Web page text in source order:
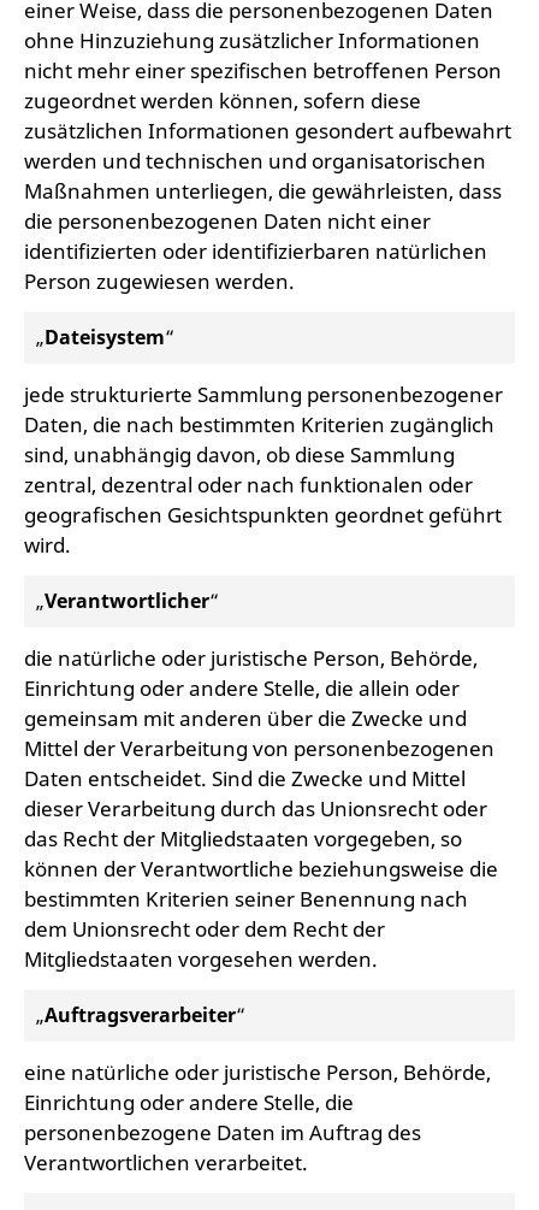
einer Weise, dass die personenbezogenen Daten
ohne Hinzuziehung zusätzlicher Informationen
nicht mehr einer spezifischen betroffenen Person
zugeordnet werden können, sofern diese
zusätzlichen Informationen gesondert aufbewahrt
werden und technischen und organisatorischen
Maßnahmen unterliegen, die gewährleisten, dass
die personenbezogenen Daten nicht einer
identifizierten oder identifizierbaren natürlichen
Person zugewiesen werden.
„Dateisystem“
jede strukturierte Sammlung personenbezogener
Daten, die nach bestimmten Kriterien zugänglich
sind, unabhängig davon, ob diese Sammlung
zentral, dezentral oder nach funktionalen oder
geografischen Gesichtspunkten geordnet geführt
wird.
„Verantwortlicher“
die natürliche oder juristische Person, Behörde,
Einrichtung oder andere Stelle, die allein oder
gemeinsam mit anderen über die Zwecke und
Mittel der Verarbeitung von personenbezogenen
Daten entscheidet. Sind die Zwecke und Mittel
dieser Verarbeitung durch das Unionsrecht oder
das Recht der Mitgliedstaaten vorgegeben, so
können der Verantwortliche beziehungsweise die
bestimmten Kriterien seiner Benennung nach
dem Unionsrecht oder dem Recht der
Mitgliedstaaten vorgesehen werden.
„Auftragsverarbeiter“
eine natürliche oder juristische Person, Behörde,
Einrichtung oder andere Stelle, die
personenbezogene Daten im Auftrag des
Verantwortlichen verarbeitet.